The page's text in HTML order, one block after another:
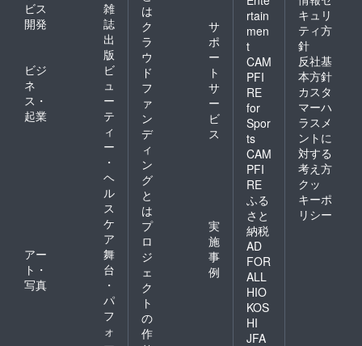
ビス
開発
雑
誌
出
版
ビジ
ネ
ス・
起業
ビ
ュ
ー
テ
ィ
ー
・
ヘ
ル
ス
ケ
ア
アー
ト・
写真
舞
台
・
パ
フ
ォ
は
ク
ラ
ウ
ド
フ
ァ
ン
デ
ィ
ン
グ
と
は
サ
ポ
ー
ト
サ
ー
ビ
ス
プ
ロ
ジ
ェ
ク
ト
の
作
実
施
事
例
rtain
men
t
CAM
PFI
RE
for
Spor
ts
CAM
PFI
RE
ふる
さと
納税
AD
FOR
ALL
HIO
KOS
HI
JFA
キュリ
ティ方
針
反社基
本方針
カスタ
マーハ
ラスメ
ントに
対する
考え方
クッ
キーポ
リシー